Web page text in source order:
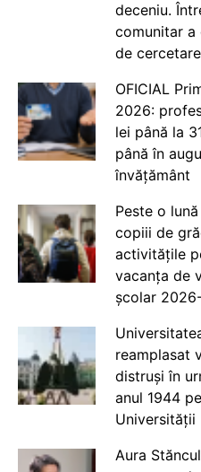
deceniu.
comunitar a
de
OFICIAL
2026:
lei până la
până în
învățământ
Peste o
copiii de
activitățile
vacanța de
școlar
reamplasat
distruși în
anul 1944
Universității
Aura